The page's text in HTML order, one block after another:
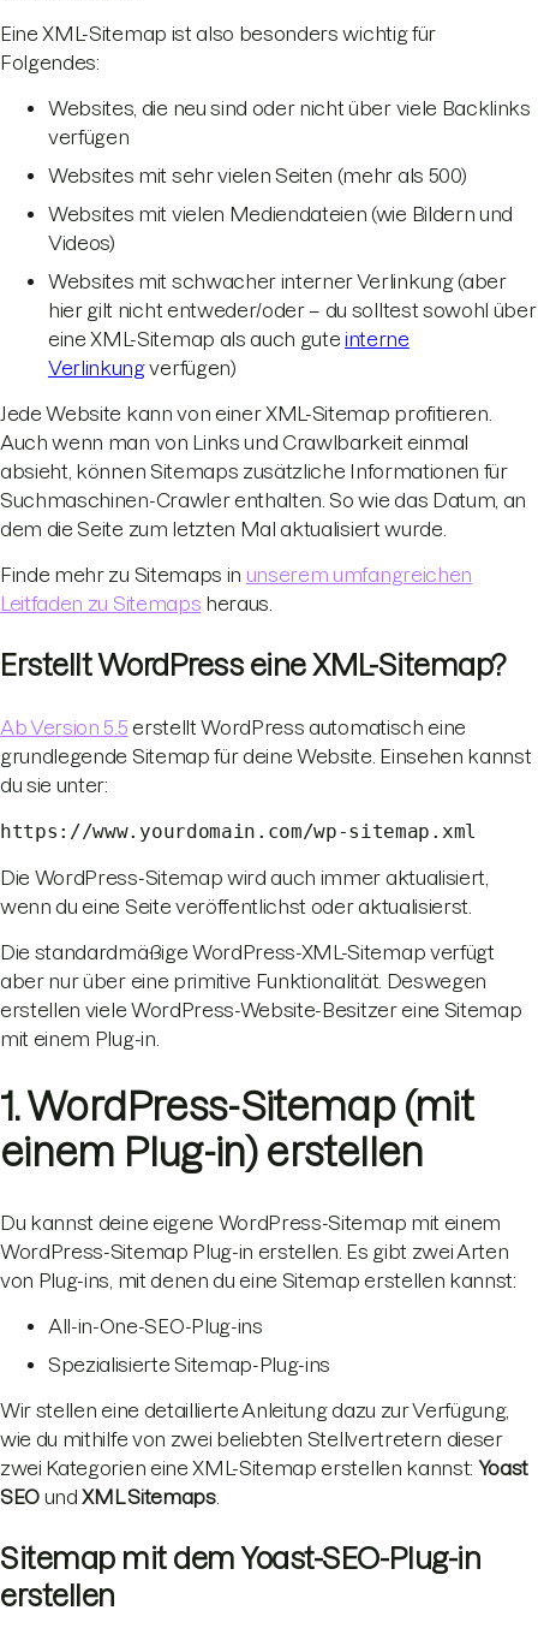
Eine XML-Sitemap ist also besonders wichtig für
Folgendes:
Websites, die neu sind oder nicht über viele Backlinks
verfügen
Websites mit sehr vielen Seiten (mehr als 500)
Websites mit vielen Mediendateien (wie Bildern und
Videos)
Websites mit schwacher interner Verlinkung (aber
hier gilt nicht entweder/oder – du solltest sowohl über
eine XML-Sitemap als auch guteinterne
Verlinkungverfügen)
Jede Website kann von einer XML-Sitemap profitieren.
Auch wenn man von Links und Crawlbarkeit einmal
absieht, können Sitemaps zusätzliche Informationen für
Suchmaschinen-Crawler enthalten. So wie das Datum, an
dem die Seite zum letzten Mal aktualisiert wurde.
Finde mehr zu Sitemaps in unserem umfangreichen
Leitfaden zu Sitemaps heraus.
Erstellt WordPress eine XML-Sitemap?
Ab Version 5.5 erstellt WordPress automatisch eine
grundlegende Sitemap für deine Website. Einsehen kannst
du sie unter:
https://www.yourdomain.com/wp-sitemap.xml
Die WordPress-Sitemap wird auch immer aktualisiert,
wenn du eine Seite veröffentlichst oder aktualisierst.
Die standardmäßige WordPress-XML-Sitemap verfügt
aber nur über eine primitive Funktionalität. Deswegen
erstellen viele WordPress-Website-Besitzer eine Sitemap
mit einem Plug-in.
1. WordPress-Sitemap (mit
einem Plug-in) erstellen
Du kannst deine eigene WordPress-Sitemap mit einem
WordPress-Sitemap Plug-in erstellen. Es gibt zwei Arten
von Plug-ins, mit denen du eine Sitemap erstellen kannst:
All-in-One-SEO-Plug-ins
Spezialisierte Sitemap-Plug-ins
Wir stellen eine detaillierte Anleitung dazu zur Verfügung,
wie du mithilfe von zwei beliebten Stellvertretern dieser
zwei Kategorien eine XML-Sitemap erstellen kannst: Yoast
SEO undXML Sitemaps.
Sitemap mit dem Yoast-SEO-Plug-in
erstellen